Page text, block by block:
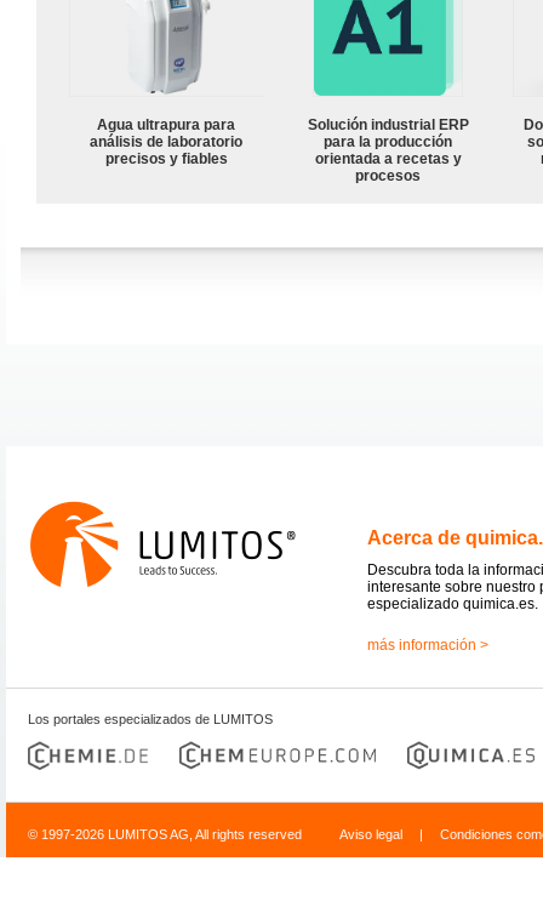
Agua ultrapura para
análisis de laboratorio
precisos y fiables
Solución industrial ERP
para la producción
orientada a recetas y
procesos
Acerca de
Descubra toda la
interesante sobre nuestro
especializado quimica.es.
más información >
Los portales especializados de LUMITOS
© 1997-2026 LUMITOS AG, All rights reserved Aviso legal | Condiciones